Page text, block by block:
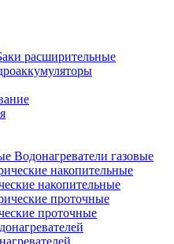
расширительные
Водонагреватели газовые
накопительные
проточные